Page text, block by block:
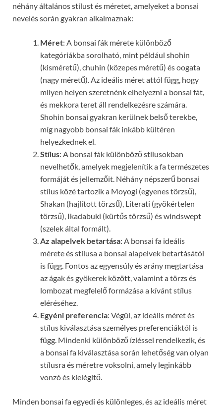
néhány általános stílust és méretet, amelyeket a bonsai
nevelés során gyakran alkalmaznak:
Méret: A bonsai fák mérete különböző
kategóriákba sorolható, mint például shohin
(kisméretű), chuhin (közepes méretű) és oogata
(nagy méretű). Az ideális méret attól függ, hogy
milyen helyen szeretnénk elhelyezni a bonsai fát,
és mekkora teret áll rendelkezésre számára.
Shohin bonsai gyakran kerülnek belső terekbe,
míg nagyobb bonsai fák inkább kültéren
helyezkednek el.
Stílus: A bonsai fák különböző stílusokban
nevelhetők, amelyek megjelenítik a fa természetes
formáját és jellemzőit. Néhány népszerű bonsai
stílus közé tartozik a Moyogi (egyenes törzsű),
Shakan (hajlított törzsű), Literati (gyökértelen
törzsű), Ikadabuki (kürtős törzsű) és windswept
(szelek által formált).
Az alapelvek betartása: A bonsai fa ideális
mérete és stílusa a bonsai alapelvek betartásától
is függ. Fontos az egyensúly és arány megtartása
az ágak és gyökerek között, valamint a törzs és
lombozat megfelelő formázása a kívánt stílus
eléréséhez.
Egyéni preferencia: Végül, az ideális méret és
stílus kiválasztása személyes preferenciáktól is
függ. Mindenki különböző ízléssel rendelkezik, és
a bonsai fa kiválasztása során lehetőség van olyan
stílusra és méretre voksolni, amely leginkább
vonzó és kielégítő.
Minden bonsai fa egyedi és különleges, és az ideális méret